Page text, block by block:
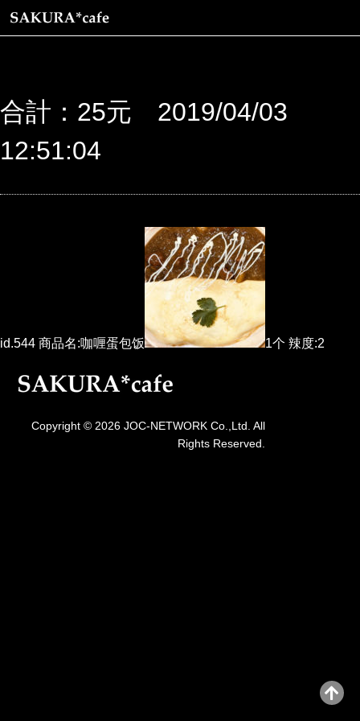
合計：25元 2019/04/03
12:51:04
id.544 商品名:咖喱蛋包饭 1个 辣度:2
Copyright © 2026 JOC-NETWORK Co.,Ltd. All
Rights Reserved.